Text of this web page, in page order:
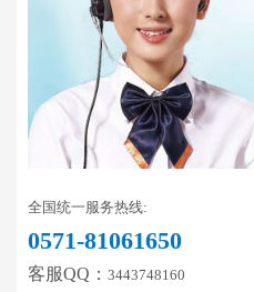
全国统一服务热线:
0571-81061650
客服QQ： 3443748160